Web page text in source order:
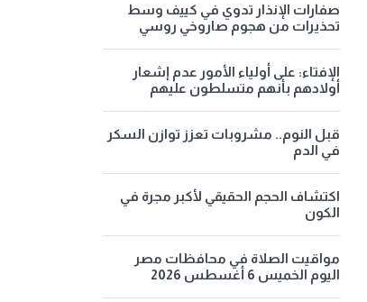
صفارات الإنذار تدوي في كييف وسط
تحذيرات من هجوم صاروخي روسي
الإفتاء: على أولياء الأمور عدم إشعار
أولادهم بأنهم متسلطون عليهم
قبل النوم.. مشروبات تعزز توازن السكر
في الدم
اكتشاف الحجم الحقيقي لأكبر مجرة في
الكون
مواقيت الصلاة في محافظات مصر
اليوم الخميس 6 أغسطس 2026